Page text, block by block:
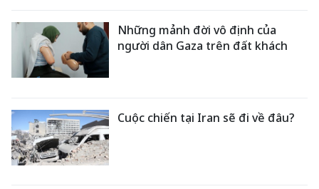
Những mảnh đời vô định của
người dân Gaza trên đất khách
Cuộc chiến tại Iran sẽ đi về đâu?